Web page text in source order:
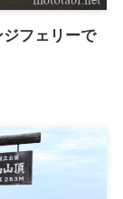
フェリーで